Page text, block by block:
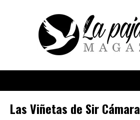
Las Viñetas de Sir Cámara